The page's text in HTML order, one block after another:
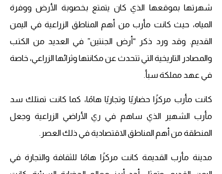
شهرتها بموقعها الذي كان يتمتع بخصوبة الأرض ووفرة
المياه، حيث كانت مأرب من أهم المناطق الزراعية في اليمن
القديم. وقد ورد ذكر “أرض الجنتين” في العديد من الكتب
والمصادر التاريخية التي تتحدث عن مكانتها وثرائها الزراعي، خاصة
في عهد مملكة سبأ.
كانت مأرب مركزًا حضاريًا وتجاريًا هامًا، كما كانت تمتلك سد
مأرب الشهير الذي ساهم في ري الأراضي الزراعية وجعل
المنطقة من أهم المناطق الاقتصادية في ذلك العصر.
مدينة مأرب القديمة كانت مركزًا هامًا للثقافة والتجارة في